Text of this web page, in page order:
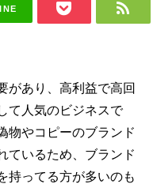
があり、高利益で高回
て人気のビジネスで
物やコピーのブランド
ているため、ブランド
持ってる方が多いのも